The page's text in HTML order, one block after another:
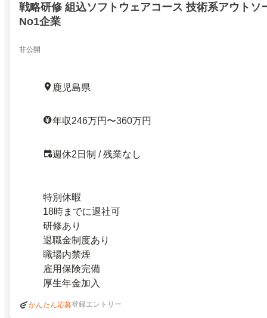
戦略研修 組込ソフトウェアコース 技術系アウトソ
No1企業
非​​公​​開
鹿児島県
年収246万円〜360万円
週休2日制 / 残業なし
特別休暇
18時までに退社可
研修あり
退職金制度あり
職場内禁煙
雇用保険完備
厚生年金加入
かんたん応募登録エントリー